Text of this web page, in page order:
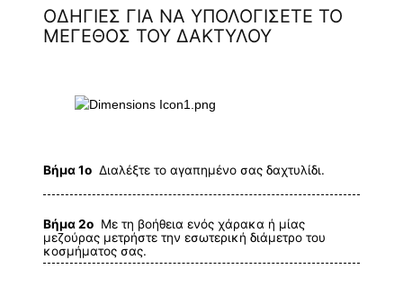
ΟΔΗΓΙΕΣ ΓΙΑ ΝΑ ΥΠΟΛΟΓΙΣΕΤΕ ΤΟ
ΜΕΓΕΘΟΣ ΤΟΥ ΔΑΚΤΥΛΟΥ
Βήμα 1ο Διαλέξτε το αγαπημένο σας δαχτυλίδι.
Βήμα 2ο Με τη βοήθεια ενός χάρακα ή μίας
μεζούρας μετρήστε την εσωτερική διάμετρο του
κοσμήματος σας.